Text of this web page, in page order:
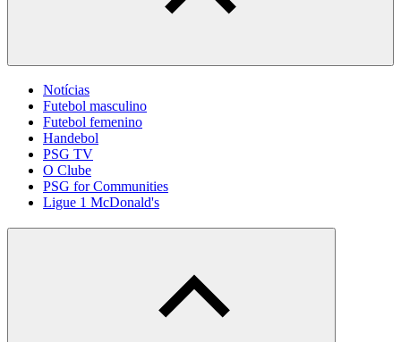
Notícias
Futebol masculino
Futebol femenino
Handebol
PSG TV
O Clube
PSG for Communities
Ligue 1 McDonald's